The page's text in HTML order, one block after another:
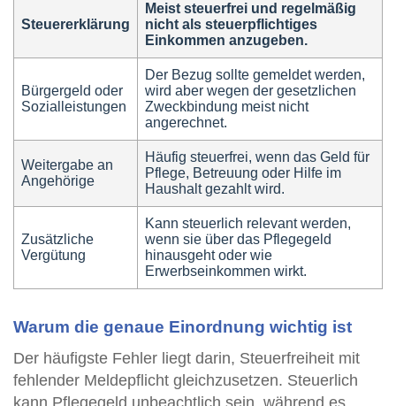
Steuererklärung
Meist steuerfrei und regelmäßig
nicht als steuerpflichtiges
Einkommen anzugeben.
Bürgergeld oder
Sozialleistungen
Der Bezug sollte gemeldet werden,
wird aber wegen der gesetzlichen
Zweckbindung meist nicht
angerechnet.
Weitergabe an
Angehörige
Häufig steuerfrei, wenn das Geld für
Pflege, Betreuung oder Hilfe im
Haushalt gezahlt wird.
Zusätzliche
Vergütung
Kann steuerlich relevant werden,
wenn sie über das Pflegegeld
hinausgeht oder wie
Erwerbseinkommen wirkt.
Warum die genaue Einordnung wichtig ist
Der häufigste Fehler liegt darin, Steuerfreiheit mit
fehlender Meldepflicht gleichzusetzen. Steuerlich
kann Pflegegeld unbeachtlich sein, während es